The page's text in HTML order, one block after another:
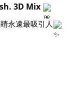
3D Mix
永遠最吸引人